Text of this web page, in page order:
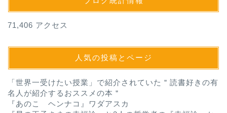
71,406 アクセス
人気の投稿とページ
「世界一受けたい授業」で紹介されていた＂読書好きの有
名人が紹介するおススメの本＂
『あのこ ヘンナコ』ワダアスカ